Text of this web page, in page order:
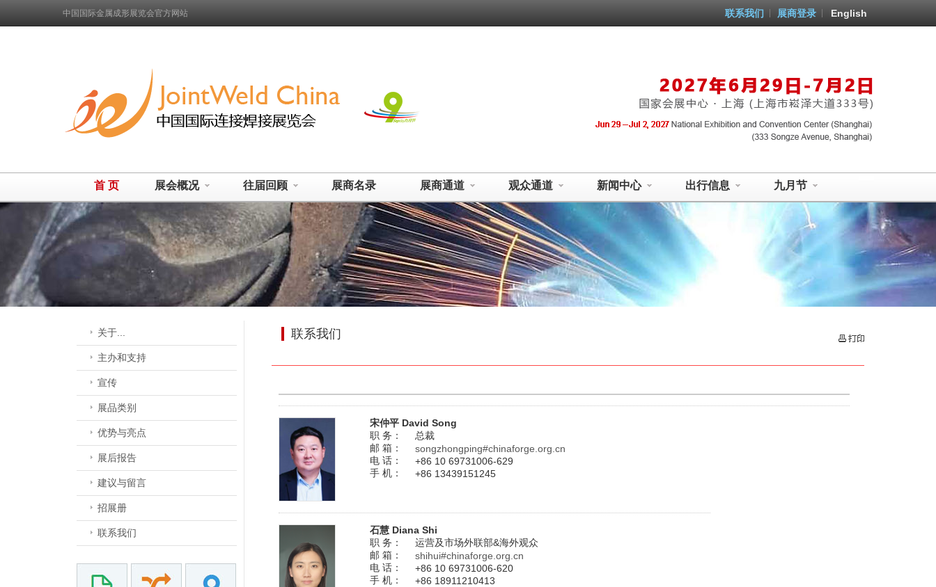
中国国际金属成形展览会官方网站 English
展商登录
联系我们
首 页 展会概况 往届回顾 展商名录 展商通道 观众通道 新闻中心 出行信息 九月节
关于...
主办和支持
宣传
展品类别
优势与亮点
展后报告
建议与留言
招展册
联系我们
联系我们
宋仲平 David Song
职 务：
总裁
邮 箱：
songzhongping#chinaforge.org.cn
电 话：
+86 10 69731006-629
手 机：
+86 13439151245
石慧 Diana Shi
职 务：
运营及市场外联部&海外观众
邮 箱：
shihui#chinaforge.org.cn
电 话：
+86 10 69731006-620
手 机：
+86 18911210413